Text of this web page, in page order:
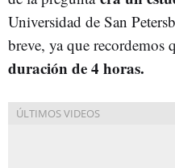
Universidad de San
breve, ya que recordemos
duración de 4 horas.